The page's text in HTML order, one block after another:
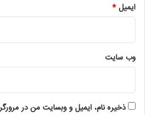
ایمیل*
وب‌ سایت
ذخیره نام، ایمیل و وبسایت من در